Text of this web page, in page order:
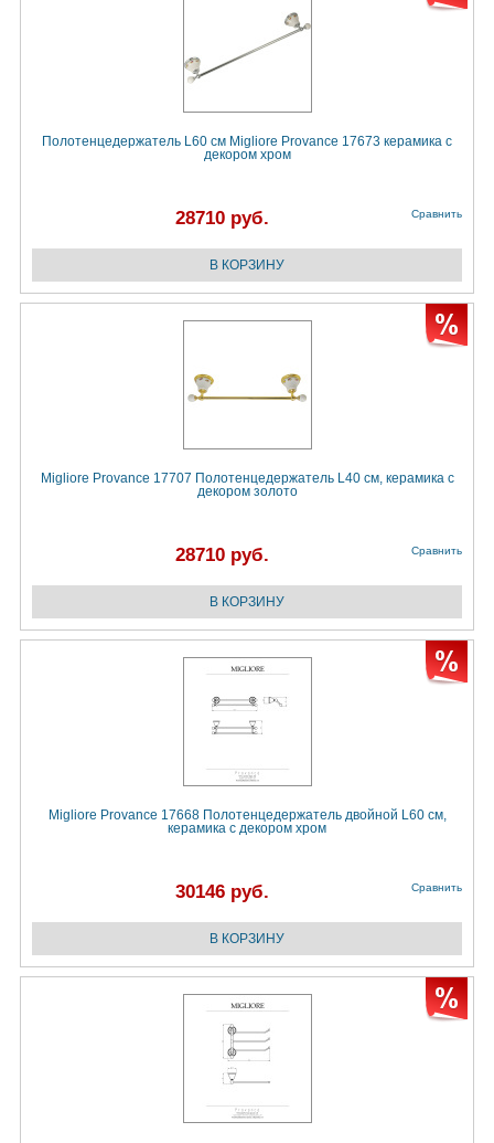
Полотенцедержатель L60 см Migliore Provance 17673 керамика с
декором хром
28710 руб. Сравнить
Migliore Provance 17707 Полотенцедержатель L40 см, керамика с
декором золото
28710 руб. Сравнить
Migliore Provance 17668 Полотенцедержатель двойной L60 см,
керамика с декором хром
30146 руб. Сравнить